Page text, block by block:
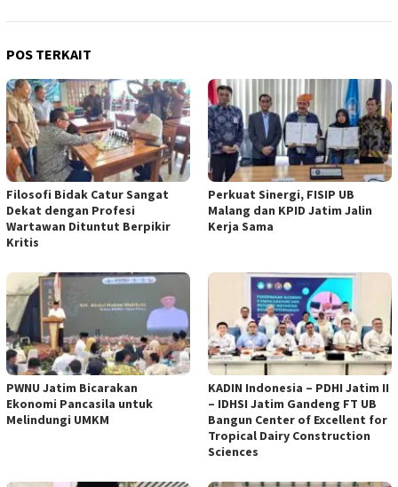
POS TERKAIT
Filosofi Bidak Catur Sangat
Dekat dengan Profesi
Wartawan Dituntut Berpikir
Kritis
Perkuat Sinergi, FISIP UB
Malang dan KPID Jatim Jalin
Kerja Sama
PWNU Jatim Bicarakan
Ekonomi Pancasila untuk
Melindungi UMKM
KADIN Indonesia – PDHI Jatim II
– IDHSI Jatim Gandeng FT UB
Bangun Center of Excellent for
Tropical Dairy Construction
Sciences